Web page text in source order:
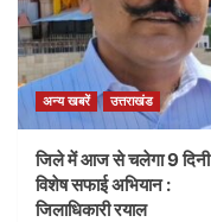
अन्य खबरें उत्तराखंड
जिले में आज से चलेगा 9 दिनी
विशेष सफाई अभियान :
जिलाधिकारी रयाल